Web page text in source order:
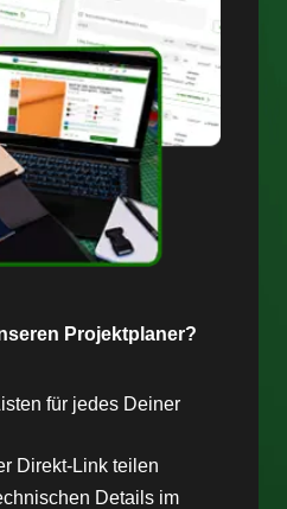
Projektplaner?
für jedes Deiner
Direkt-Link teilen
Details im